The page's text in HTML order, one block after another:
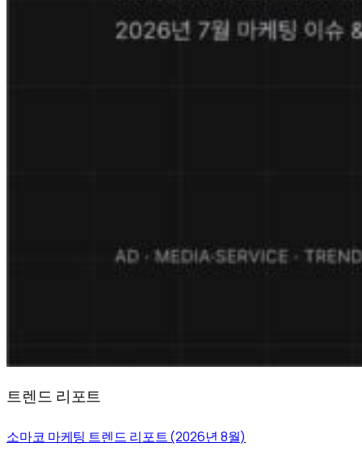
트렌드 리포트
소마코 마케팅 트렌드 리포트 (2026년 8월)